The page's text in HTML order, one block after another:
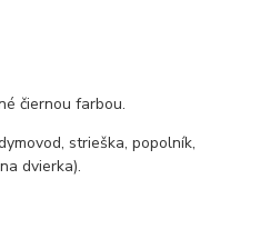
čiernou farbou.
strieška, popolník,
dvierka).